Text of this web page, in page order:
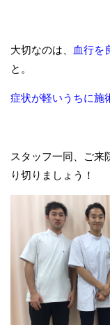
大切なのは、 血行を
と。
症状が軽いうちに施
スタッフ一同、ご来
り切りましょう！